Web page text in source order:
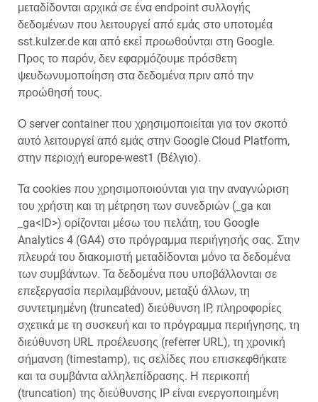
μεταδίδονται αρχικά σε ένα endpoint συλλογής
δεδομένων που λειτουργεί από εμάς στο υποτομέα
sst.kulzer.de και από εκεί προωθούνται στη Google.
Προς το παρόν, δεν εφαρμόζουμε πρόσθετη
ψευδωνυμοποίηση στα δεδομένα πριν από την
προώθησή τους.
Ο server container που χρησιμοποιείται για τον σκοπό
αυτό λειτουργεί από εμάς στην Google Cloud Platform,
στην περιοχή europe-west1 (Βέλγιο).
Τα cookies που χρησιμοποιούνται για την αναγνώριση
του χρήστη και τη μέτρηση των συνεδριών (_ga και
_ga<ID>) ορίζονται μέσω του πελάτη, του Google
Analytics 4 (GA4) στο πρόγραμμα περιήγησής σας. Στην
πλευρά του διακομιστή μεταδίδονται μόνο τα δεδομένα
των συμβάντων. Τα δεδομένα που υποβάλλονται σε
επεξεργασία περιλαμβάνουν, μεταξύ άλλων, τη
συντετμημένη (truncated) διεύθυνση IP, πληροφορίες
σχετικά με τη συσκευή και το πρόγραμμα περιήγησης, τη
διεύθυνση URL προέλευσης (referrer URL), τη χρονική
σήμανση (timestamp), τις σελίδες που επισκεφθήκατε
και τα συμβάντα αλληλεπίδρασης. Η περικοπή
(truncation) της διεύθυνσης IP είναι ενεργοποιημένη